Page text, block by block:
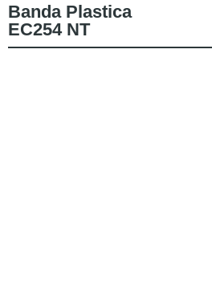
Banda Plastica
EC254 NT